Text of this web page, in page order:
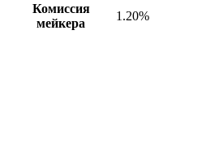
Комиссия
мейкера
1.20%